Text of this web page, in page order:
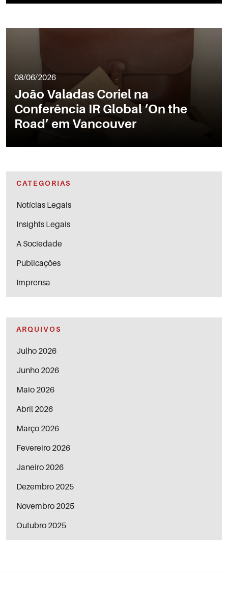
08/06/2026
João Valadas Coriel na
Conferência IR Global ‘On the
Road’ em Vancouver
CATEGORIAS
Notícias Legais
Insights Legais
A Sociedade
Publicações
Imprensa
ARQUIVOS
Julho 2026
Junho 2026
Maio 2026
Abril 2026
Março 2026
Fevereiro 2026
Janeiro 2026
Dezembro 2025
Novembro 2025
Outubro 2025